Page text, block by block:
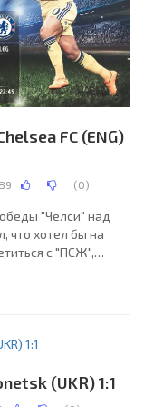
FC (ENG)
(0)
"Челси" над
что хотел бы на
с "ПСЖ",
(UKR) 1:1